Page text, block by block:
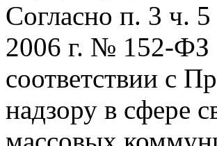
Согласно п. 3 ч.
2006 г. № 152-ФЗ
соответствии с
надзору в сфере